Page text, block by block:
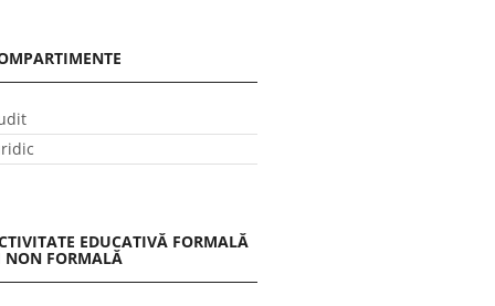
EDUCATIVĂ FORMALĂ
NON FORMALĂ